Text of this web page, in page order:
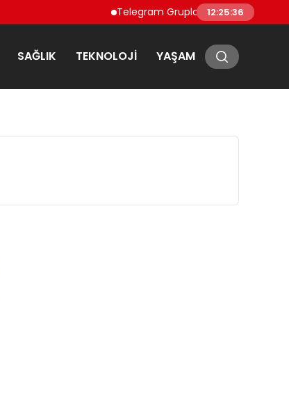
Telegram Grupları ve Topluluk Keşfi:
12:25:37
SAĞLIK TEKNOLOJI YAŞAM